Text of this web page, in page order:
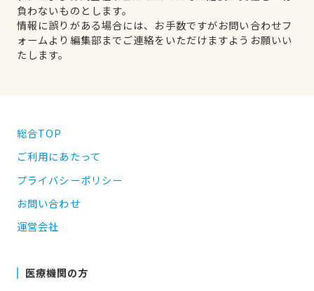
負わないものとします。
情報に誤りがある場合には、お手数ですがお問い合わせフ
ォームより編集部までご連絡をいただけますようお願いい
たします。
総合TOP
ご利用にあたって
プライバシーポリシー
お問い合わせ
運営会社
医療機関の方